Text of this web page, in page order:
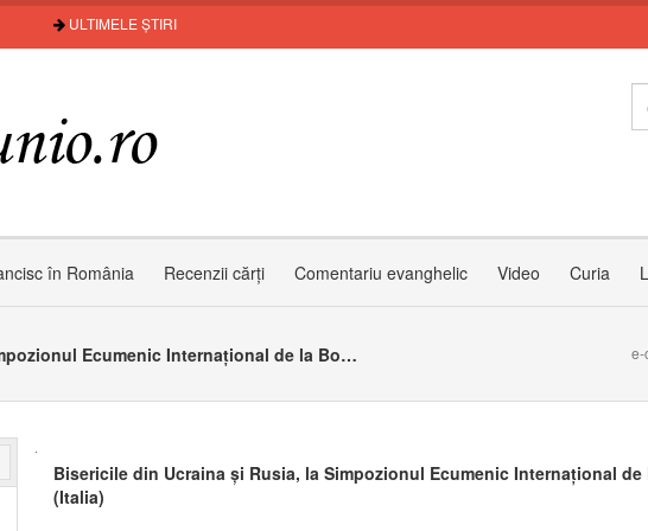
ULTIMELE ȘTIRI
în România Recenzii cărți Comentariu evanghelic Video Curia
Bisericile din Ucraina și Rusia, la Simpozionul Ecumenic Internațional de la Bose (Italia) e-
Bisericile din Ucraina și Rusia, la Simpozionul Ecumenic Internațional de
(Italia)